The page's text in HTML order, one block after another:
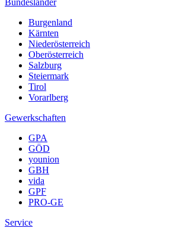
Bundesländer
Burgenland
Kärnten
Niederösterreich
Oberösterreich
Salzburg
Steiermark
Tirol
Vorarlberg
Gewerkschaften
GPA
GÖD
younion
GBH
vida
GPF
PRO-GE
Service